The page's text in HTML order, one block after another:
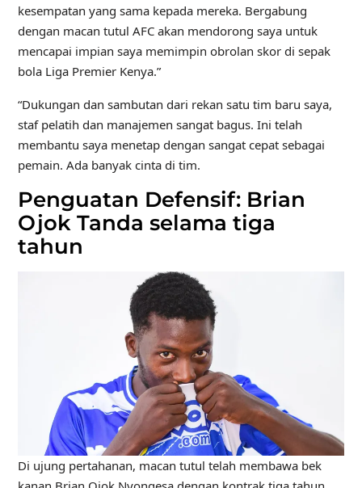
kesempatan yang sama kepada mereka. Bergabung
dengan macan tutul AFC akan mendorong saya untuk
mencapai impian saya memimpin obrolan skor di sepak
bola Liga Premier Kenya.”
“Dukungan dan sambutan dari rekan satu tim baru saya,
staf pelatih dan manajemen sangat bagus. Ini telah
membantu saya menetap dengan sangat cepat sebagai
pemain. Ada banyak cinta di tim.
Penguatan Defensif: Brian
Ojok Tanda selama tiga
tahun
Di ujung pertahanan, macan tutul telah membawa bek